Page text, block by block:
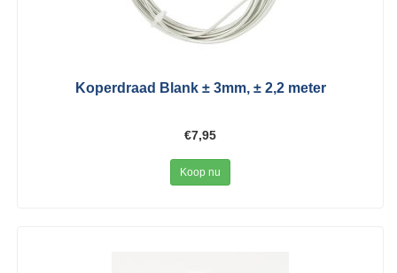
Koperdraad Blank ± 3mm, ± 2,2 meter
€7,95
Koop nu